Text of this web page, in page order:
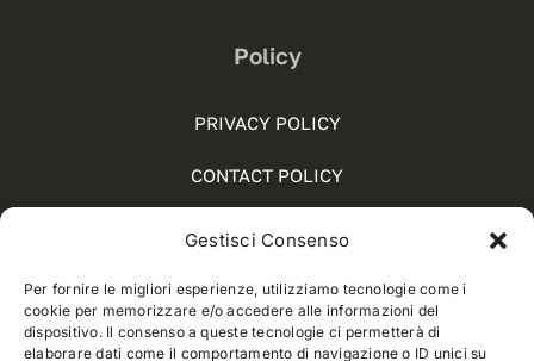
Gestisci Consenso
Per fornire le migliori esperienze, utilizziamo tecnologie come i
cookie per memorizzare e/o accedere alle informazioni del
dispositivo. Il consenso a queste tecnologie ci permetterà di
elaborare dati come il comportamento di navigazione o ID unici su
Policy
PRIVACY POLICY
CONTACT POLICY
COOKIE POLICY (UE)
SOCIAL MEDIA POLICY
WHISTLEBLOWING